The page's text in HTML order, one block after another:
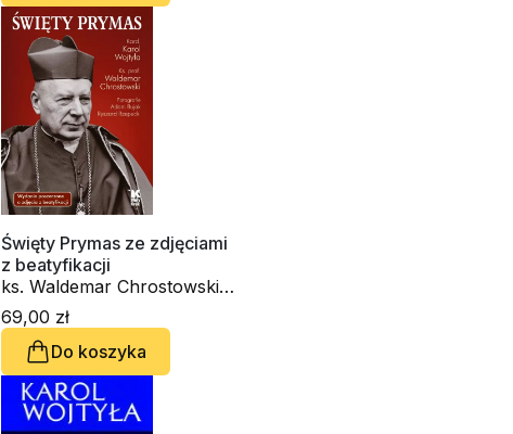
Święty Prymas ze zdjęciami
z beatyfikacji
ks. Waldemar Chrostowski,
św. Jan Paweł II - Karol
Wojtyła, Adam Bujak
69,00 zł
Do koszyka